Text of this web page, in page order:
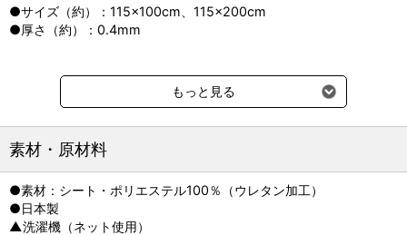
～「ダイナミック加工」って？～
ダイナミック加工のシートは、手すりや階段の滑り止め、重機の地
●厚さ0.4cmだから自在にカットOK
敷きたい場所に合わせてハサミでカットできるので、1枚で様々な場
所の滑り対策が可能。
ラグやマットの上に重ねて敷くこともできます。
●安心の両面防水
汚れが拭き取りやすく、トイレ周りにもおすすめです。
●サイズ（約）：115×100cm、115×200cm
●厚さ（約）：0.4mm
もっと見る
素材・原材料
●素材：シート・ポリエステル100％（ウレタン加工）
●日本製
▲洗濯機（ネット使用）